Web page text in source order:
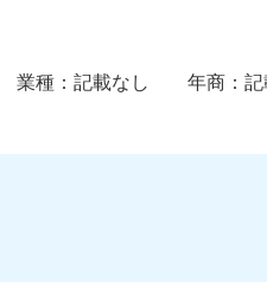
業種： 記載なし 年商： 記